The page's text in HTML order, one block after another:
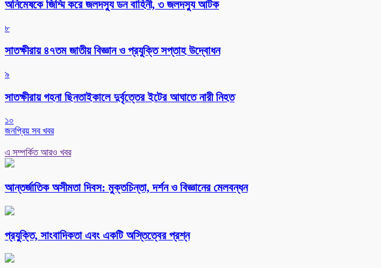
অনিমেষকে জিম্মি করে জলদস্যু ডন বাহিনী, ৩ জলদস্যু আটক
৮
সাতক্ষীরায় ৪৭তম জাতীয় বিজ্ঞান ও প্রযুক্তি সপ্তাহ উদ্বোধন
৯
সাতক্ষীরায় গহনা ছিনতাইকালে দুর্বৃত্তের ইটের আঘাতে নারী নিহত
১০
জনপ্রিয় সব খবর
এ সম্পর্কিত আরও খবর
আন্তর্জাতিক অসীমতা দিবস: মুক্তচিন্তা, দর্শন ও বিজ্ঞানের মেলবন্ধন
প্রযুক্তি, সাংবাদিকতা এবং একটি অস্তিত্বের প্রশ্ন